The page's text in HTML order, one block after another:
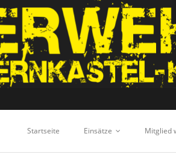
Startseite Einsätze Mitglied